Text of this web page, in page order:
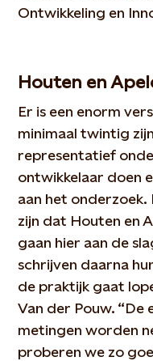
Ontwikkeling en
Houten en
Er is een enorm
minimaal twintig
representatief
ontwikkelaar doen
aan het
zijn dat Houten en
gaan hier aan de
schrijven daarna
de praktijk gaat
Van der Pouw. “De
metingen worden
proberen we zo